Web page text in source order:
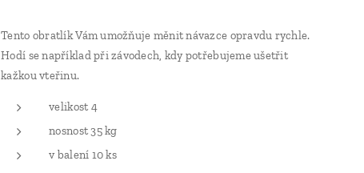
Tento obratlík Vám umožňuje měnit návazce opravdu rychle.
Hodí se například při závodech, kdy potřebujeme ušetřit
kažkou vteřinu.
velikost 4
nosnost 35 kg
v balení 10 ks